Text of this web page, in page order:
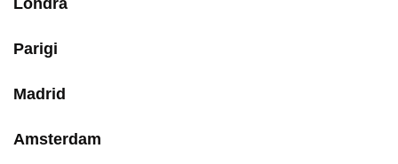
Londra
Parigi
Madrid
Amsterdam